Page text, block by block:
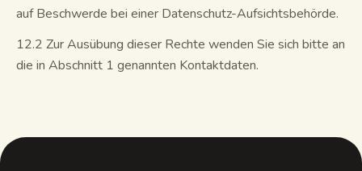
auf Beschwerde bei einer Datenschutz-Aufsichtsbehörde.
12.2 Zur Ausübung dieser Rechte wenden Sie sich bitte an
die in Abschnitt 1 genannten Kontaktdaten.